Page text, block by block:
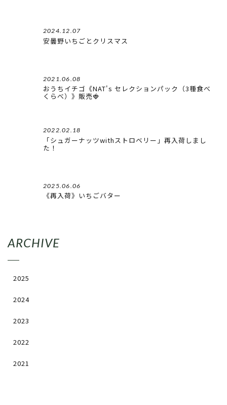
2024.12.07
安曇野いちごとクリスマス
2021.06.08
おうちイチゴ《NAT's セレクションパック（3種食べ
くらべ）》販売🍓
2022.02.18
「シュガーナッツwithストロベリー」再入荷しまし
た！
2025.06.06
《再入荷》いちごバター
ARCHIVE
2025
2024
2023
2022
2021